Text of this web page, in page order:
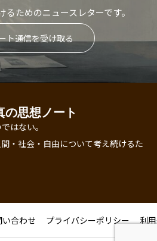
ためのニュースレターです。
ト通信を受け取る
の思想ノート
はない。
・社会・自由について考え続けるた
い合わせ プライバシーポリシー 利